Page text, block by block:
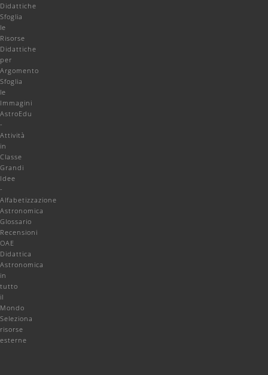
Didattiche
Sfoglia
le
Risorse
Didattiche
per
Argomento
Sfoglia
le
Immagini
AstroEdu
-
Attività
in
Classe
Grandi
Idee
-
Alfabetizzazione
Astronomica
Glossario
Recensioni
OAE
Didattica
Astronomica
in
tutto
il
Mondo
Seleziona
risorse
esterne